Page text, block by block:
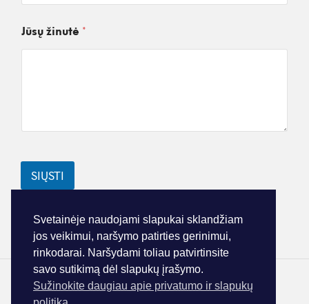
*
m
Jūsų žinutė *
SIŲSTI
PRIVATUMO IR SLAPUKŲ POLITIKA
Svetainėje naudojami slapukai sklandžiam
jos veikimui, naršymo patirties gerinimui,
rinkodarai. Naršydami toliau patvirtinsite
savo sutikimą dėl slapukų įrašymo.
Sužinokite daugiau apie privatumo ir slapukų